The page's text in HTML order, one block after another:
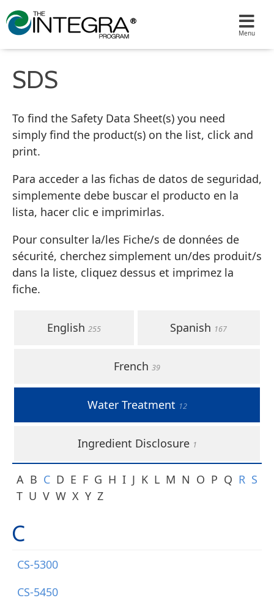
SDS
To find the Safety Data Sheet(s) you need
simply find the product(s) on the list, click and
print.
Para acceder a las fichas de datos de seguridad,
simplemente debe buscar el producto en la
lista, hacer clic e imprimirlas.
Pour consulter la/les Fiche/s de données de
sécurité, cherchez simplement un/des produit/s
dans la liste, cliquez dessus et imprimez la
fiche.
English 255 Spanish 167
French 39
Water Treatment 12
Ingredient Disclosure 1
A B C D E F G H I J K L M N O P Q R S
T U V W X Y Z
C
CS-5300
CS-5450